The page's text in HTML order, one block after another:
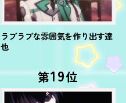
ラブラブな雰囲気を作り出す達
也
第19位